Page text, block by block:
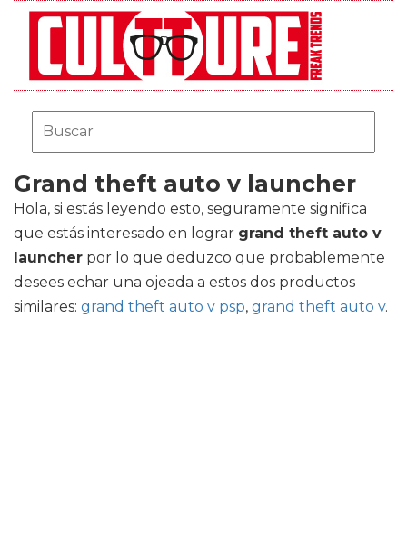
Grand theft auto v launcher
Hola, si estás leyendo esto, seguramente significa
que estás interesado en lograr grand theft auto v
launcher por lo que deduzco que probablemente
desees echar una ojeada a estos dos productos
similares: grand theft auto v psp, grand theft auto v.